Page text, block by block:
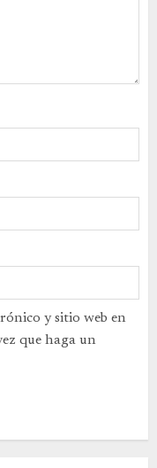
y sitio web en
que haga un